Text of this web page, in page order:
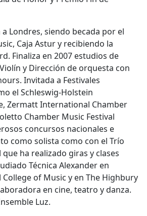
a Londres, siendo becada por el
Caja Astur y recibiendo la
Finaliza en 2007 estudios de
y Dirección de orquesta con
Invitada a Festivales
el Schleswig-Holstein
Zermatt International Chamber
Chamber Music Festival
concursos nacionales e
como solista como con el Trío
que ha realizado giras y clases
Técnica Alexander en
College of Music y en The Highbury
en cine, teatro y danza.
Luz.